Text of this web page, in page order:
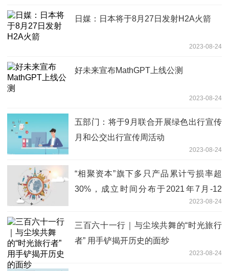
日媒：日本将于8月27日发射H2A火箭
2023-08-24
好未来宣布MathGPT上线公测
2023-08-24
五部门：将于9月联合开展绿色出行宣传
月和公交出行宣传周活动
2023-08-24
“相聚资本”旗下多只产品累计亏损率超
30%，成立时间分布于2021年7月-12
月，投资风格何去何从？|基金观察2023-08-24
三百六十一行｜与尘埃共舞的“时光旅行
者” 用手铲揭开历史的面纱
2023-08-24